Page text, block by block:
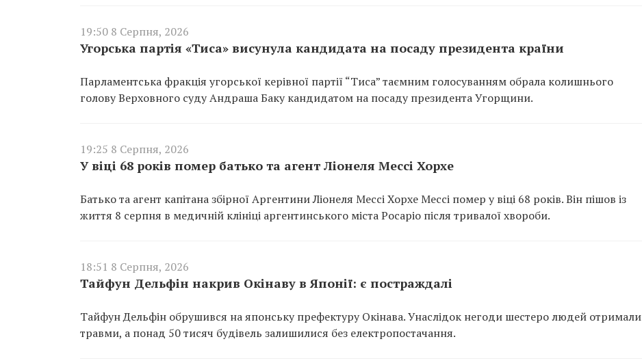
19:50 8 Серпня, 2026
Угорська партія «Тиса» висунула кандидата на посаду президента країни
Парламентська фракція угорської керівної партії “Тиса” таємним голосуванням обрала колишнього
голову Верховного суду Андраша Баку кандидатом на посаду президента Угорщини.
19:25 8 Серпня, 2026
У віці 68 років помер батько та агент Ліонеля Мессі Хорхе
Батько та агент капітана збірної Аргентини Ліонеля Мессі Хорхе Мессі помер у віці 68 років. Він пішов із
життя 8 серпня в медичній клініці аргентинського міста Росаріо після тривалої хвороби.
18:51 8 Серпня, 2026
Тайфун Дельфін накрив Окінаву в Японії: є постраждалі
Тайфун Дельфін обрушився на японську префектуру Окінава. Унаслідок негоди шестеро людей отримали
травми, а понад 50 тисяч будівель залишилися без електропостачання.